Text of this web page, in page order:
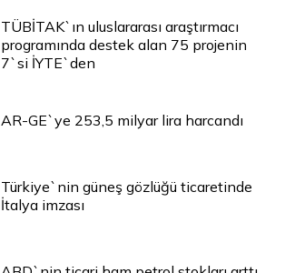
TÜBİTAK`ın uluslararası araştırmacı
programında destek alan 75 projenin
7`si İYTE`den
AR-GE`ye 253,5 milyar lira harcandı
Türkiye`nin güneş gözlüğü ticaretinde
İtalya imzası